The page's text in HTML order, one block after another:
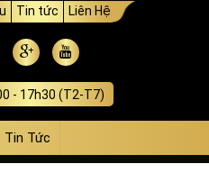
Tin tức Liên Hệ
- 17h30 (T2-T7)
Tin Tức